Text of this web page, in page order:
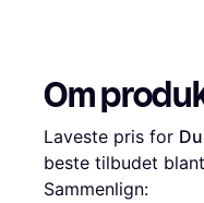
Om
Laveste pris for
beste tilbudet blant
Sammenlign: